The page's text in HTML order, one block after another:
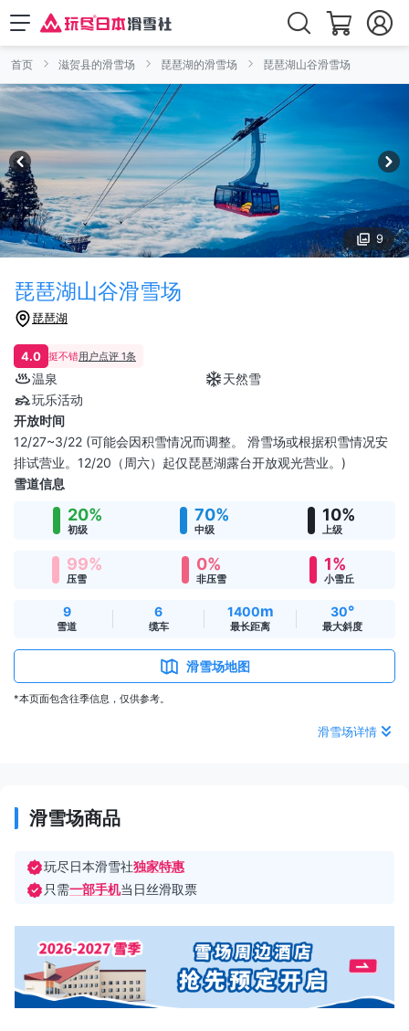
首页 滋贺县的滑雪场 琵琶湖的滑雪场 琵琶湖山谷滑雪场
9
琵琶湖山谷滑雪场
琵琶湖
4.0 挺不错用户点评 1条
温泉
天然雪
玩乐活动
开放时间
12/27~3/22 (可能会因积雪情况而调整。 滑雪场或根据积雪情况安
排试营业。12/20（周六）起仅琵琶湖露台开放观光营业。)
雪道信息
20%
初级
70%
中级
10%
上级
99%
压雪
0%
非压雪
1%
小雪丘
9
雪道
6
缆车
1400m
最长距离
30°
最大斜度
滑雪场地图
*本页面包含往季信息，仅供参考。
滑雪场详情
滑雪场商品
玩尽日本滑雪社独家特惠
只需一部手机当日丝滑取票